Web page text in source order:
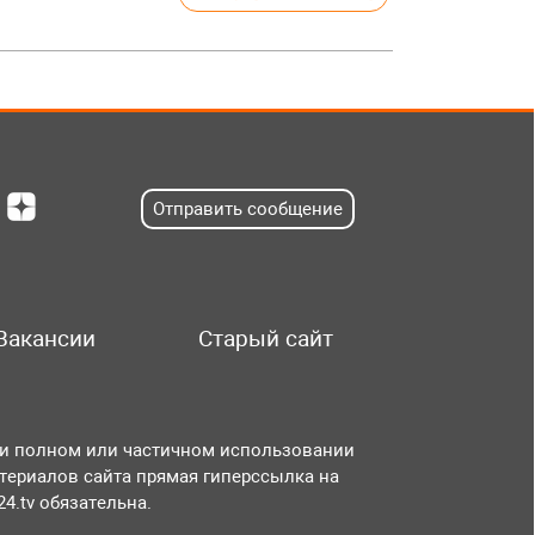
Отправить сообщение
Старый сайт
полном или частичном использовании
сайта прямая гиперссылка на
обязательна.